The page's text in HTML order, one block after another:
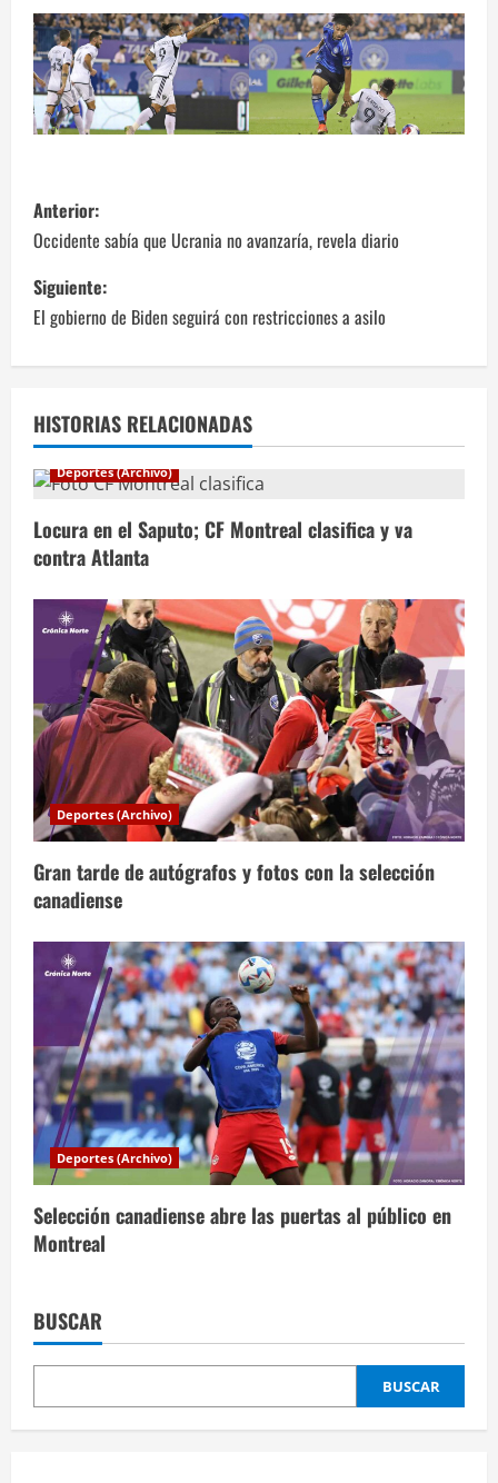
N
a
v
e
a
c
i
ó
n
e
e
n
t
r
a
d
a
s
Anterior:
Occidente sabía que Ucrania no avanzaría, revela diario
Siguiente:
El gobierno de Biden seguirá con restricciones a asilo
HISTORIAS RELACIONADAS
Deportes (Archivo)
Locura en el Saputo; CF Montreal clasifica y va
contra Atlanta
Deportes (Archivo)
Gran tarde de autógrafos y fotos con la selección
canadiense
Deportes (Archivo)
Selección canadiense abre las puertas al público en
Montreal
BUSCAR
BUSCAR